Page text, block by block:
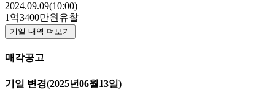
2024.09.09(10:00)
1억3400만원 유찰
기일 내역 더보기
매각공고
기일 변경(2025년06월13일)